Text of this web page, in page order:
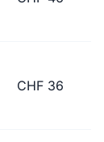
CHF 36